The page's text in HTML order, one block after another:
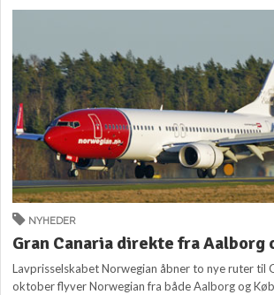
NYHEDER
Gran Canaria direkte fra Aalborg
Lavprisselskabet Norwegian åbner to nye ruter til
oktober flyver Norwegian fra både Aalborg og